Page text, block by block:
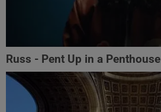
Russ - Pent Up in a Penthouse